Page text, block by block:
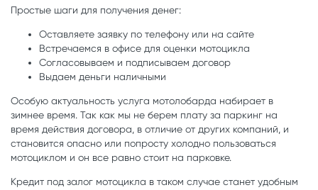
Простые шаги для получения денег:
Оставляете заявку по телефону или на сайте
Встречаемся в офисе для оценки мотоцикла
Согласовываем и подписываем договор
Выдаем деньги наличными
Особую актуальность услуга мотолобарда набирает в
зимнее время. Так как мы не берем плату за паркинг на
время действия договора, в отличие от других компаний, и
становится опасно или попросту холодно пользоваться
мотоциклом и он все равно стоит на парковке.
Кредит под залог мотоцикла в таком случае станет удобным